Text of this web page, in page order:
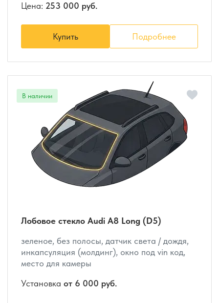
Цена: 253 000 руб.
Купить Подробнее
Лобовое стекло Audi A8 Long (D5)
зеленое, без полосы, датчик света / дождя,
инкапсуляция (молдинг), окно под vin код,
место для камеры
Установка от 6 000 руб.